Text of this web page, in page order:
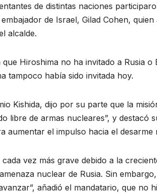
de distintas naciones
de Israel, Gilad Cohen,
alcalde.
Hiroshima no ha invitado a Rusia
tampoco había sido invitada hoy.
Kishida, dijo por su parte que la
libre de armas nucleares”, y destacó
aumentar el impulso hacia el desarme
vez más grave debido a la
nuclear de Rusia. Sin
añadió el mandatario, que no